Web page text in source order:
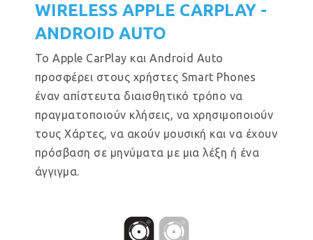
WIRELESS APPLE CARPLAY -
ANDROID AUTO
Το Apple CarPlay και Android Auto
προσφέρει στους χρήστες Smart Phones
έναν απίστευτα διαισθητικό τρόπο να
πραγματοποιούν κλήσεις, να χρησιμοποιούν
τους Χάρτες, να ακούν μουσική και να έχουν
πρόσβαση σε μηνύματα με μια λέξη ή ένα
άγγιγμα.